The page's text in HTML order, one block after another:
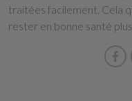
traitées facilement. Cela
rester en bonne santé